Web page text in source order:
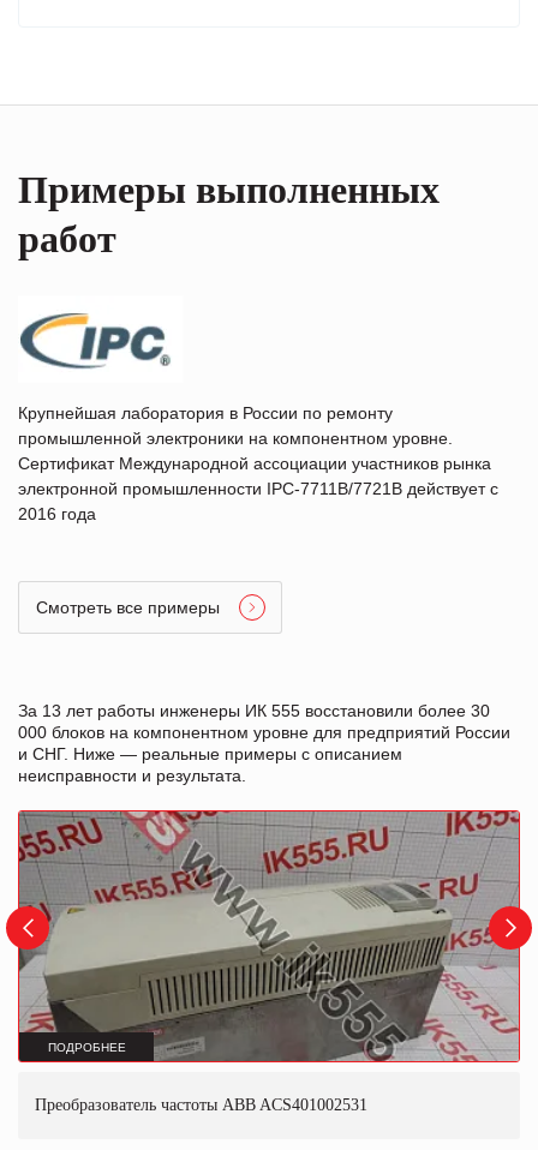
Примеры выполненных
работ
Крупнейшая лаборатория в России по ремонту
промышленной электроники на компонентном уровне.
Сертификат Международной ассоциации участников рынка
электронной промышленности IPC-7711B/7721B действует с
2016 года
Смотреть все примеры
За 13 лет работы инженеры ИК 555 восстановили более 30
000 блоков на компонентном уровне для предприятий России
и СНГ. Ниже — реальные примеры с описанием
неисправности и результата.
ПОДРОБНЕЕ
Преобразователь частоты ABB ACS401002531